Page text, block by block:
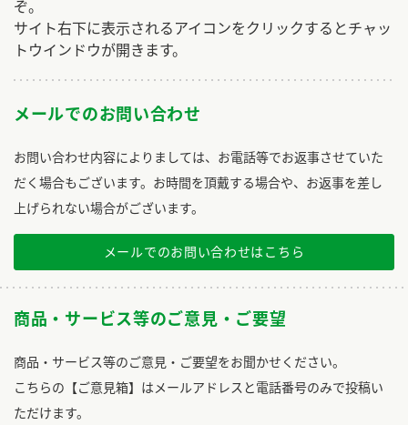
ぞ。
サイト右下に表示されるアイコンをクリックするとチャッ
トウインドウが開きます。
メールでのお問い合わせ
お問い合わせ内容によりましては、お電話等でお返事させていた
だく場合もございます。お時間を頂戴する場合や、お返事を差し
上げられない場合がございます。
メールでのお問い合わせはこちら
商品・サービス等のご意見・ご要望
商品・サービス等のご意見・ご要望をお聞かせください。
こちらの【ご意見箱】はメールアドレスと電話番号のみで投稿い
ただけます。